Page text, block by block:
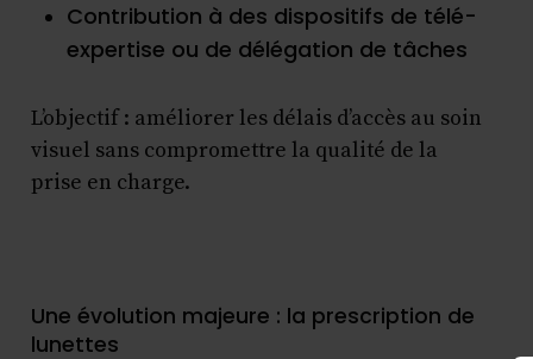
Contribution à des dispositifs de télé-
expertise ou de délégation de tâches
L’objectif : améliorer les délais d’accès au soin
visuel sans compromettre la qualité de la
prise en charge.
Une évolution majeure : la prescription de
lunettes